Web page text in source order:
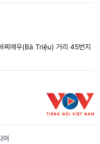
찌에우(Bà Triệu) 거리 45번지
어